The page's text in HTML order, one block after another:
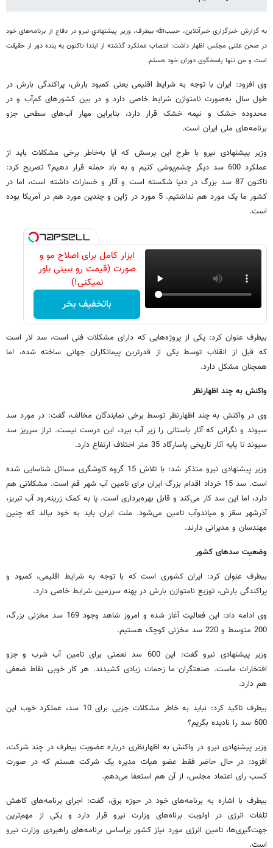
به گزارش خبرگزاری خبرآنلاین، حبیب‌الله بيطرف، وزير پيشنهادي نيرو در دفاع از برنامه‌های خود
در صحن علنی مجلس اظهار داشت: انتصاب عملکرد گذشته از ابتدا تاکنون به بنده دور از حقیقت
است و من تنها پاسخگوی دوران خود هستم.
وی افزود: ایران با توجه به شرایط اقلیمی یعنی کمبود بارش، پراکندگی بارش در
طول سال به‌صورت نامتوازن شرایط خاصی دارد و در بين کشورهای کم‌آب و در
محدوده خشک و نیمه خشک قرار دارد، بنابراین مهار آب‌های سطحی جزو
برنامه‌های ملی ایران است.
وزیر پیشنهادی نیرو با طرح این پرسش که آیا به‌خاطر برخی مشکلات باید از
عملکرد 600 سد دیگر چشم‌پوشی کنیم و به باد حمله قرار دهیم؟ تصریح کرد:
تاکنون 87 سد بزرگ در دنیا شکسته است و آثار و خسارات داشته است، اما در
کشور ما یک مورد هم نداشتیم. 5 مورد در ژاپن و چندین مورد هم در آمریکا بوده
است.
ابزار کامل برای اصلاح مو و
صورت (قیمت رو ببینی باور
نمیکنی!)
باتخفیف بخر
بیطرف عنوان کرد: یکی از پروژه‌هایی که دارای مشکلات فنی است، سد لار است
که قبل از انقلاب توسط یکی از قدرترین پیمانکاران جهانی ساخته شده، اما
همچنان مشکل دارد.
واکنش به چند اظهارنظر
وی در واکنش به چند اظهارنظر توسط برخی نمایندگان مخالف، گفت: در مورد سد
سیوند و نگرانی که آثار باستانی را زیر آب ببرد، این درست نیست. تراز سرریز سد
سیوند تا پایه آثار تاریخی پاسارگاد 35 متر اختلاف ارتفاع دارد.
وزیر پیشنهادی نیرو متذکر شد: با تلاش 15 گروه کاوشگری مسائل شناسایی شده
است. سد 15 خرداد اقدام بزرگ ایران برای تامین آب شهر قم است. مشکلاتی هم
دارد، اما این سد کار می‌کند و قابل بهره‌برداری است. یا به کمک زرینه‌رود آب تبریز،
آذرشهر سقز و میاندوآب تامین می‌شود. ملت ایران باید به خود ببالد که چنین
مهندسان و مدیرانی دارند.
وضعیت سدهای کشور
بیطرف عنوان کرد: ایران کشوری است که با توجه به شرایط اقلیمی، کمبود و
پراکندگی بارش، توزیع نامتوازن بارش در پهنه سرزمین شرایط خاصی دارد.
وی ادامه داد: این فعالیت آغاز شده و امروز شاهد وجود 169 سد مخزنی بزرگ،
200 متوسط و 220 سد مخزنی کوچک هستیم.
وزیر پیشنهادی نیرو گفت: این 600 سد نعمتی برای تامین آب شرب و جزو
افتخارات ماست. صنعتگران ما زحمات زیادی کشیدند. هر کار خوبی نقاط ضعفی
هم دارد.
بیطرف تاکید کرد: نباید به خاطر مشکلات جزیی برای 10 سد، عملکرد خوب این
600 سد را نادیده بگریم؟
وزیر پیشنهادی نیرو در واکنش به اظهارنظری درباره عضویت بیطرف در چند شرکت،
افزود: در حال حاضر فقط عضو هیات مدیره یک شرکت هستم که در صورت
کسب رای اعتماد مجلس، از آن هم استعفا می‌دهم.
بیطرف با اشاره به برنامه‌های خود در حوزه برق، گفت: اجرای برنامه‌های کاهش
تلفات انرژی در اولویت برناه‌های وزارت نیرو قرار دارد و یکی از مهم‌ترین
جهت‌گیری‌ها، تامین انرژی مورد نیاز کشور براساس برنامه‌های راهبردی وزارت نیرو
است.